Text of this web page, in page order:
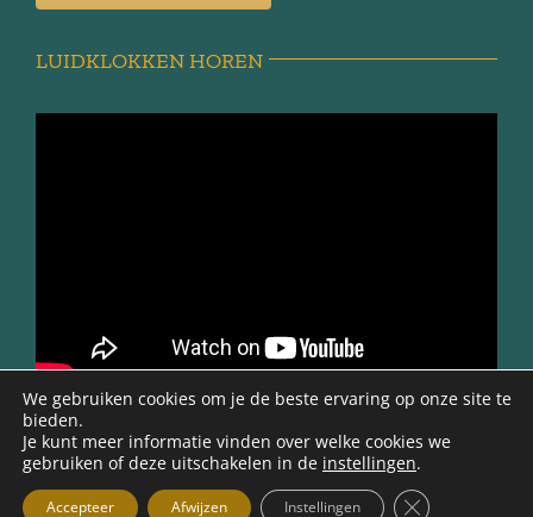
LUIDKLOKKEN HOREN
@ 2012 -2026 | Werkgroep Minnertsga Vroeger | Ontwerp en
beheer Gerryt Bouma |
We gebruiken cookies om je de beste ervaring op onze site te
bieden.
Je kunt meer informatie vinden over welke cookies we
gebruiken of deze uitschakelen in de instellingen.
Accepteer Afwijzen Instellingen Sluit AVG/